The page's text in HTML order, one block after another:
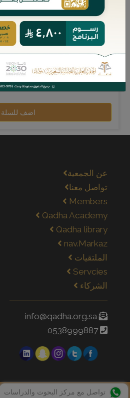
اضف للسلة
عن الجمعية
تواصل معنا
Members
Qadha Academy
Qadha library
nav.Markaz
الملتقيات
Servcies
الشركاء
info@qadha.org.sa
0538999887
سياسة الخصوصية